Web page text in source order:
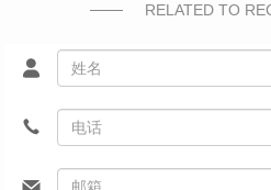
RELATED TO